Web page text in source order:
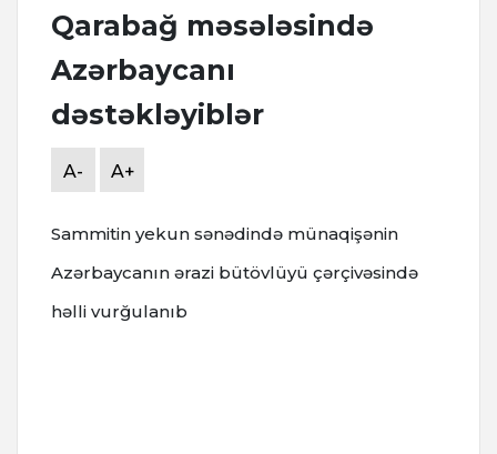
Qarabağ məsələsində
Azərbaycanı
dəstəkləyiblər
A- A+
Sammitin yekun sənədində münaqişənin
Azərbaycanın ərazi bütövlüyü çərçivəsində
həlli vurğulanıb